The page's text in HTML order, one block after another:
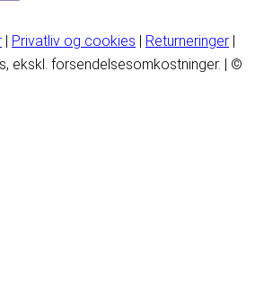
| Privatliv og cookies | Returneringer |
ekskl. forsendelsesomkostninger. | ©